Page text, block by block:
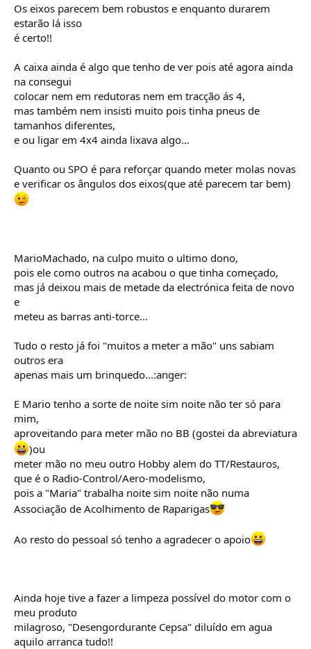
Os eixos parecem bem robustos e enquanto durarem
estarão lá isso
é certo!!
A caixa ainda é algo que tenho de ver pois até agora ainda
na consegui
colocar nem em redutoras nem em tracção ás 4,
mas também nem insisti muito pois tinha pneus de
tamanhos diferentes,
e ou ligar em 4x4 ainda lixava algo...
Quanto ou SPO é para reforçar quando meter molas novas
e verificar os ângulos dos eixos(que até parecem tar bem)
MarioMachado, na culpo muito o ultimo dono,
pois ele como outros na acabou o que tinha começado,
mas já deixou mais de metade da electrónica feita de novo
e
meteu as barras anti-torce...
Tudo o resto já foi "muitos a meter a mão" uns sabiam
outros era
apenas mais um brinquedo...:anger:
E Mario tenho a sorte de noite sim noite não ter só para
mim,
aproveitando para meter mão no BB (gostei da abreviatura
)ou
meter mão no meu outro Hobby alem do TT/Restauros,
que é o Radio-Control/Aero-modelismo,
pois a "Maria" trabalha noite sim noite não numa
Associação de Acolhimento de Raparigas
Ao resto do pessoal só tenho a agradecer o apoio
Ainda hoje tive a fazer a limpeza possível do motor com o
meu produto
milagroso, "Desengordurante Cepsa" diluído em agua
aquilo arranca tudo!!